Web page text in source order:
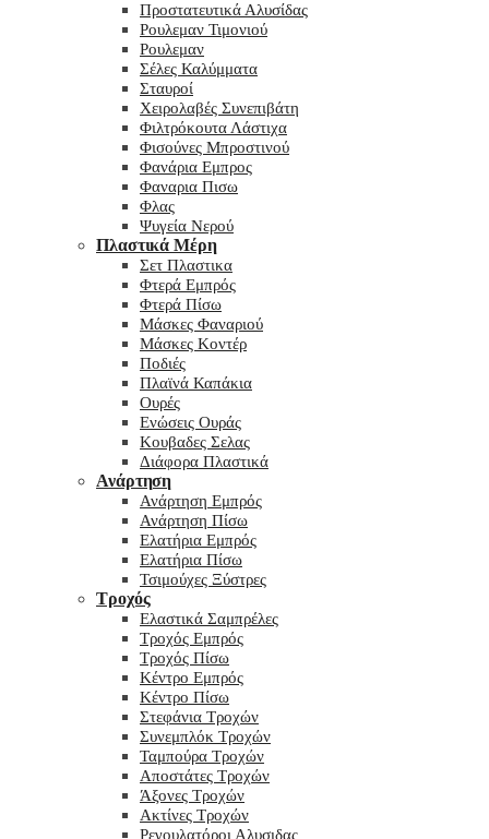
Προστατευτικά Αλυσίδας
Ρουλεμαν Τιμονιού
Ρουλεμαν
Σέλες Καλύμματα
Σταυροί
Χειρολαβές Συνεπιβάτη
Φιλτρόκουτα Λάστιχα
Φισούνες Μπροστινού
Φανάρια Εμπρος
Φαναρια Πισω
Φλας
Ψυγεία Νερού
Πλαστικά Μέρη
Σετ Πλαστικα
Φτερά Εμπρός
Φτερά Πίσω
Μάσκες Φαναριού
Μάσκες Κοντέρ
Ποδιές
Πλαϊνά Καπάκια
Ουρές
Ενώσεις Ουράς
Κουβαδες Σελας
Διάφορα Πλαστικά
Ανάρτηση
Ανάρτηση Εμπρός
Ανάρτηση Πίσω
Ελατήρια Εμπρός
Ελατήρια Πίσω
Τσιμούχες Ξύστρες
Τροχός
Ελαστικά Σαμπρέλες
Τροχός Εμπρός
Τροχός Πίσω
Κέντρο Εμπρός
Κέντρο Πίσω
Στεφάνια Τροχών
Συνεμπλόκ Τροχών
Ταμπούρα Τροχών
Αποστάτες Τροχών
Άξονες Τροχών
Ακτίνες Τροχών
Ρεγουλατόροι Αλυσιδας